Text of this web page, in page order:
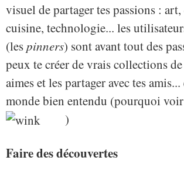
visuel de partager tes passions :
cuisine, technologie... les
(les pinners) sont avant tout des
peux te créer de vrais collections
aimes et les partager avec tes
monde bien entendu (pourquoi
)
Faire des découvertes